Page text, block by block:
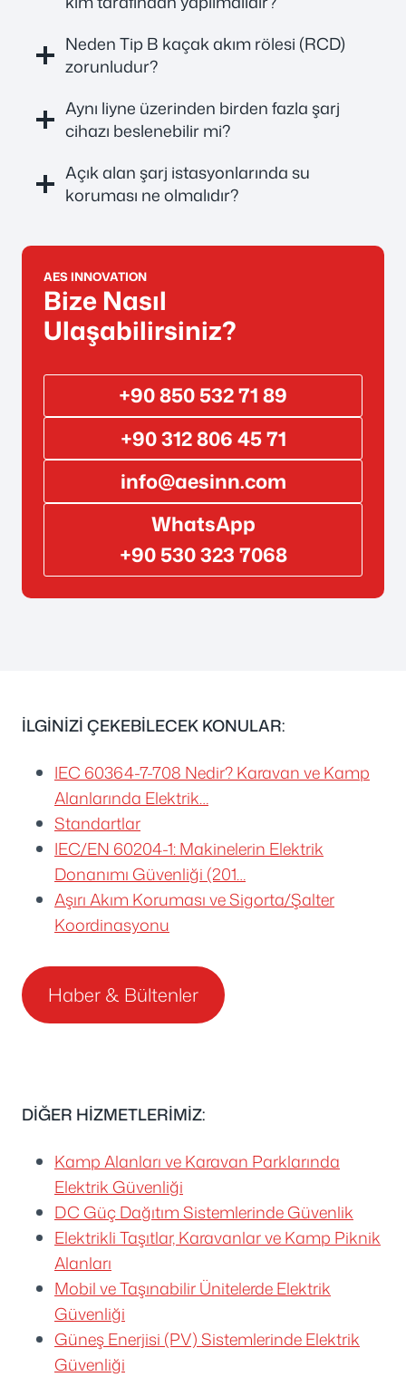
Neden Tip B kaçak akım rölesi (RCD)
zorunludur?
Aynı liyne üzerinden birden fazla şarj
cihazı beslenebilir mi?
Açık alan şarj istasyonlarında su
koruması ne olmalıdır?
AES INNOVATION
Bize Nasıl
Ulaşabilirsiniz?
+90 850 532 71 89
+90 312 806 45 71
info@aesinn.com
WhatsApp
+90 530 323 7068
İLGİNİZİ ÇEKEBİLECEK KONULAR:
IEC 60364-7-708 Nedir? Karavan ve Kamp
Alanlarında Elektrik…
Standartlar
IEC/EN 60204-1: Makinelerin Elektrik
Donanımı Güvenliği (201…
Aşırı Akım Koruması ve Sigorta/Şalter
Koordinasyonu
Haber & Bültenler
DİĞER HİZMETLERİMİZ:
Kamp Alanları ve Karavan Parklarında
Elektrik Güvenliği
DC Güç Dağıtım Sistemlerinde Güvenlik
Elektrikli Taşıtlar, Karavanlar ve Kamp Piknik
Alanları
Mobil ve Taşınabilir Ünitelerde Elektrik
Güvenliği
Güneş Enerjisi (PV) Sistemlerinde Elektrik
Güvenliği